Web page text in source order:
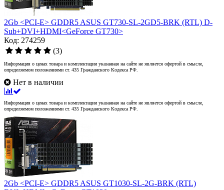
2Gb <PCI-E> GDDR5 ASUS GT730-SL-2GD5-BRK (RTL) D-
Sub+DVI+HDMI<GeForce GT730>
Код: 274259
(3)
Информация о ценах товара и комплектации указанная на сайте не является офертой в смысле,
определяемом положениями ст. 435 Гражданского Кодекса РФ.
Нет в наличии
Информация о ценах товара и комплектации указанная на сайте не является офертой в смысле,
определяемом положениями ст. 435 Гражданского Кодекса РФ.
2Gb <PCI-E> GDDR5 ASUS GT1030-SL-2G-BRK (RTL)